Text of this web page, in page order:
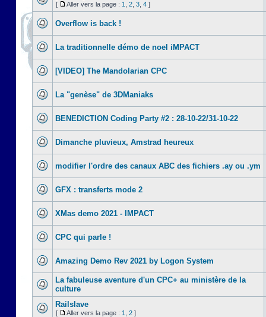
[ Aller vers la page : 1 2 3 4 ]
Overflow is back !
La traditionnelle démo de noel iMPACT
[VIDEO] The Mandolarian CPC
La "genèse" de 3DManiaks
BENEDICTION Coding Party #2 : 28-10-22/31-10-22
Dimanche pluvieux, Amstrad heureux
modifier l'ordre des canaux ABC des fichiers .ay ou .ym
GFX : transferts mode 2
XMas demo 2021 - IMPACT
CPC qui parle !
Amazing Demo Rev 2021 by Logon System
La fabuleuse aventure d'un CPC+ au ministère de la
culture
Railslave
[ Aller vers la page : 1 2 ]